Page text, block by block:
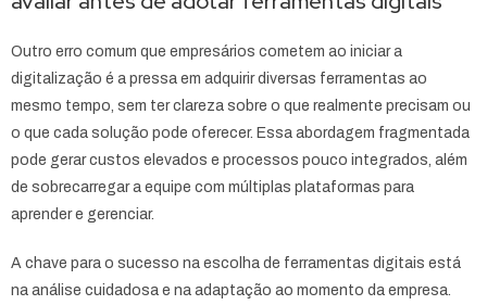
Outro erro comum que empresários cometem ao iniciar a
digitalização é a pressa em adquirir diversas ferramentas ao
mesmo tempo, sem ter clareza sobre o que realmente precisam ou
o que cada solução pode oferecer. Essa abordagem fragmentada
pode gerar custos elevados e processos pouco integrados, além
de sobrecarregar a equipe com múltiplas plataformas para
aprender e gerenciar.
A chave para o sucesso na escolha de ferramentas digitais está
na análise cuidadosa e na adaptação ao momento da empresa.